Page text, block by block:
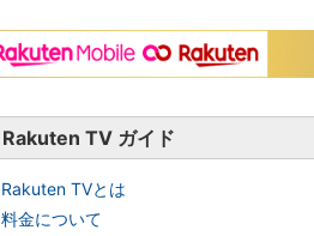
Rakuten TV ガイド
Rakuten TVとは
料金について